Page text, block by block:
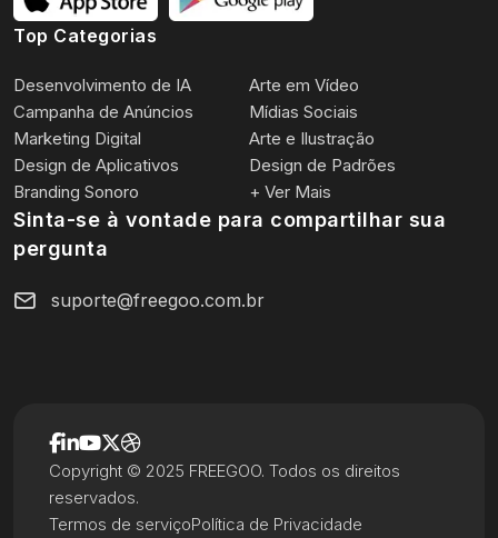
Top Categorias
Desenvolvimento de IA
Arte em Vídeo
Campanha de Anúncios
Mídias Sociais
Marketing Digital
Arte e Ilustração
Design de Aplicativos
Design de Padrões
Branding Sonoro
+ Ver Mais
Sinta-se à vontade para compartilhar sua
pergunta
suporte@freegoo.com.br
Termos de serviçoPolítica de Privacidade
Copyright © 2025 FREEGOO. Todos os direitos
reservados.